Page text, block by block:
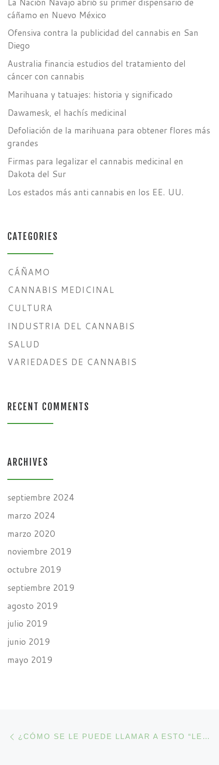
cáñamo en Nuevo México
Ofensiva contra la publicidad del cannabis en San
Diego
Australia financia estudios del tratamiento del
cáncer con cannabis
Marihuana y tatuajes: historia y significado
Dawamesk, el hachís medicinal
Defoliación de la marihuana para obtener flores más
grandes
Firmas para legalizar el cannabis medicinal en
Dakota del Sur
Los estados más anti cannabis en los EE. UU.
CATEGORIES
CÁÑAMO
CANNABIS MEDICINAL
CULTURA
INDUSTRIA DEL CANNABIS
SALUD
VARIEDADES DE CANNABIS
RECENT COMMENTS
ARCHIVES
septiembre 2024
marzo 2024
marzo 2020
noviembre 2019
octubre 2019
septiembre 2019
agosto 2019
julio 2019
junio 2019
mayo 2019
Navegación de la entrada ¿CÓMO SE LE PUEDE LLAMAR A ESTO “LEGALIZACIÓN” EN NUEVA JERSEY?